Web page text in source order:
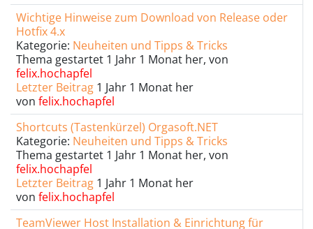
Wichtige Hinweise zum Download von Release oder
Hotfix 4.x
Kategorie: Neuheiten und Tipps & Tricks
Thema gestartet 1 Jahr 1 Monat her, von
felix.hochapfel
Letzter Beitrag 1 Jahr 1 Monat her
von felix.hochapfel
Shortcuts (Tastenkürzel) Orgasoft.NET
Kategorie: Neuheiten und Tipps & Tricks
Thema gestartet 1 Jahr 1 Monat her, von
felix.hochapfel
Letzter Beitrag 1 Jahr 1 Monat her
von felix.hochapfel
TeamViewer Host Installation & Einrichtung für